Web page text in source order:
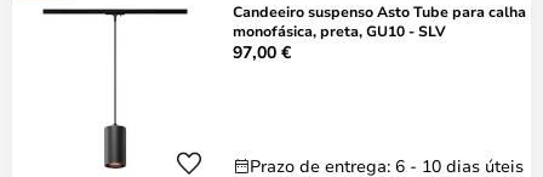
Candeeiro suspenso Asto Tube para calha
monofásica, preta, GU10 - SLV
97,00 €
Prazo de entrega: 6 - 10 dias úteis